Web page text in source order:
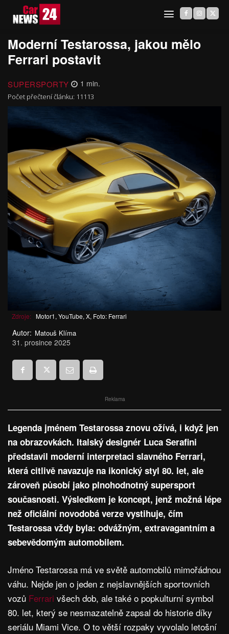
Moderní Testarossa, jakou mělo
Ferrari postavit
SUPERSPORTY 1 min.
Počet přečtení článku: 11113
Zdroje: Motor1, YouTube, X, Foto: Ferrari
Autor: Matouš Klíma
31. prosince 2025
Reklama
Legenda jménem Testarossa znovu ožívá, i když jen
na obrazovkách. Italský designér Luca Serafini
představil moderní interpretaci slavného Ferrari,
která citlivě navazuje na ikonický styl 80. let, ale
zároveň působí jako plnohodnotný supersport
současnosti. Výsledkem je koncept, jenž možná lépe
než oficiální novodobá verze vystihuje, čím
Testarossa vždy byla: odvážným, extravagantním a
sebevědomým automobilem.
Jméno Testarossa má ve světě automobilů mimořádnou
váhu. Nejde jen o jeden z nejslavnějších sportovních
vozů Ferrari všech dob, ale také o popkulturní symbol
80. let, který se nesmazatelně zapsal do historie díky
seriálu Miami Vice. O to větší rozpaky vyvolalo letošní